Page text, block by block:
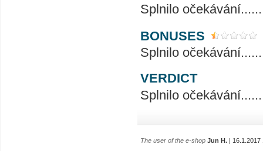
Splnilo
BONUSES
Splnilo
VERDICT
Splnilo
The user of the e-shop Jun H. | 16.1.2017